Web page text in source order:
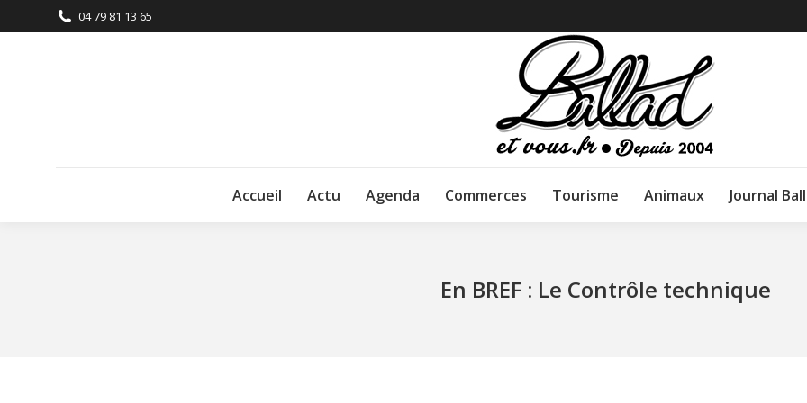
04 79 81 13 65
Accueil Actu Agenda Commerces Tourisme Animaux Journal
En BREF : Le Contrôle technique